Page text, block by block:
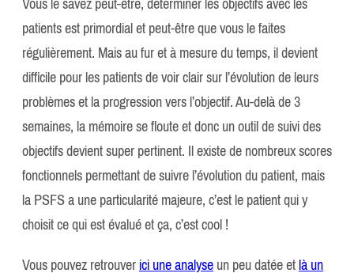
patients est primordial et peut-être que vous le faites
régulièrement. Mais au fur et à mesure du temps, il devient
difficile pour les patients de voir clair sur l’évolution de leurs
problèmes et la progression vers l’objectif. Au-delà de 3
semaines, la mémoire se floute et donc un outil de suivi des
objectifs devient super pertinent. Il existe de nombreux scores
fonctionnels permettant de suivre l’évolution du patient, mais
la PSFS a une particularité majeure, c’est le patient qui y
choisit ce qui est évalué et ça, c’est cool !
Vous pouvez retrouverici une analyseun peu datée etlà un